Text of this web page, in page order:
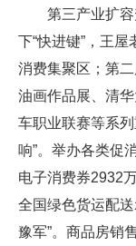
第三产业扩
下“快进键”，王
消费集聚区；第
油画作品展、清
车职业联赛等系
响”。举办各类促
电子消费券2932
全国绿色货运配
豫军”。商品房销